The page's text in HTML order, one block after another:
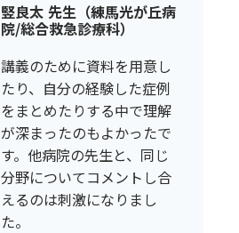
竪良太 先生（練馬光が丘病
院/総合救急診療科）
講義のために資料を用意し
たり、自分の経験した症例
をまとめたりする中で理解
が深まったのもよかったで
す。他病院の先生と、同じ
分野についてコメントし合
えるのは刺激になりまし
た。